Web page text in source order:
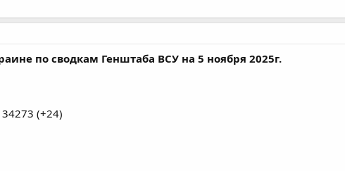
по сводкам Генштаба ВСУ на 5 ноября 2025г.
(+24)